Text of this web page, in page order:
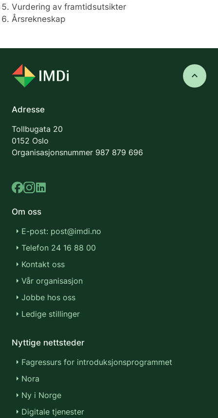
Vurdering av framtidsutsikter
Årsrekneskap
keyboard_arrow_up
Adresse
Tollbugata 20
0152 Oslo
Organisasjonsnummer 987 879 696
Om oss
E-post: post@imdi.no
Telefon 24 16 88 00
Kontakt oss
Vår organisasjon
Jobbe hos oss
Ledige stillinger
Nyttige nettsteder
Fagressurs for introduksjonsprogrammet
Nora
Ny i Norge
Digitale tjenester